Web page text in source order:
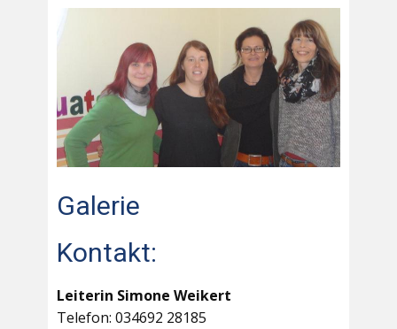
Galerie
Kontakt:
Leiterin Simone Weikert
Telefon: 034692 28185